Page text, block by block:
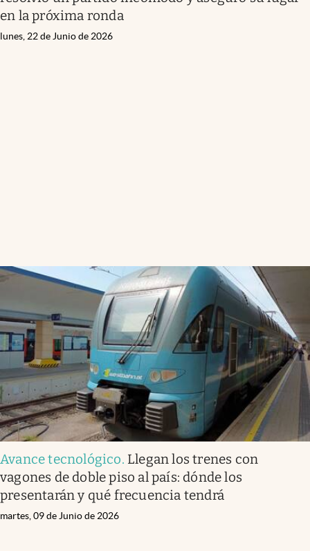
en la próxima ronda
lunes, 22 de Junio de 2026
Avance tecnológico. Llegan los trenes con
vagones de doble piso al país: dónde los
presentarán y qué frecuencia tendrá
martes, 09 de Junio de 2026